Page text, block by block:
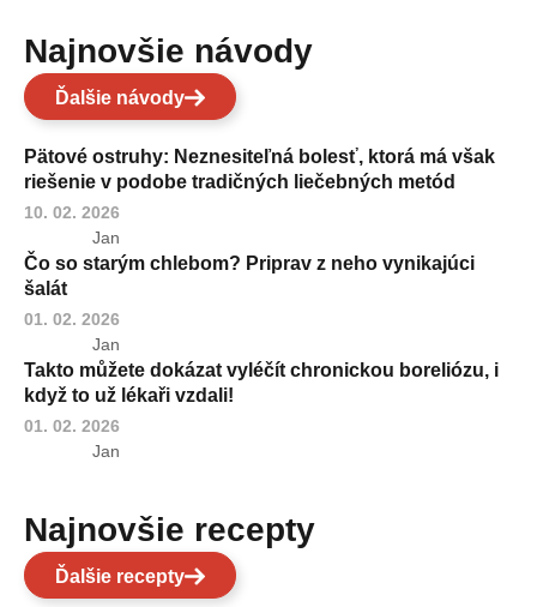
Najnovšie návody
Ďalšie návody
Pätové ostruhy: Neznesiteľná bolesť, ktorá má však
riešenie v podobe tradičných liečebných metód
10. 02. 2026
Jan
Čo so starým chlebom? Priprav z neho vynikajúci
šalát
01. 02. 2026
Jan
Takto můžete dokázat vyléčít chronickou boreliózu, i
když to už lékaři vzdali!
01. 02. 2026
Jan
Najnovšie recepty
Ďalšie recepty